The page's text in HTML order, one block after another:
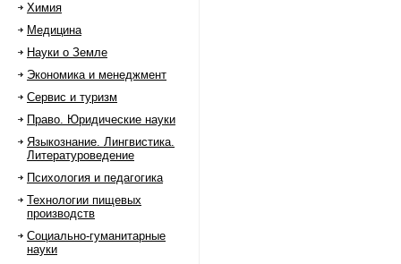
Химия
Медицина
Науки о Земле
Экономика и менеджмент
Сервис и туризм
Право. Юридические науки
Языкознание. Лингвистика.
Литературоведение
Психология и педагогика
Технологии пищевых
производств
Социально-гуманитарные
науки